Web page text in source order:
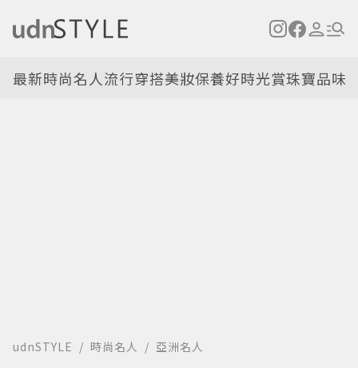
最新時尚名人流行穿搭美妝保養好時光賞珠寶品味
udnSTYLE 時尚名人 亞洲名人